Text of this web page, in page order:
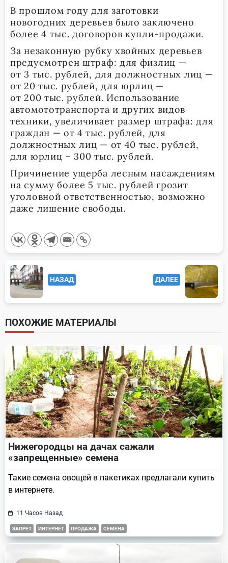
В прошлом году для заготовки
новогодних деревьев было заключено
более 4 тыс. договоров купли-продажи.
За незаконную рубку хвойных деревьев
предусмотрен штраф: для физлиц —
от 3 тыс. рублей, для должностных лиц —
от 20 тыс. рублей, для юрлиц —
от 200 тыс. рублей. Использование
автомототранспорта и других видов
техники, увеличивает размер штрафа: для
граждан — от 4 тыс. рублей, для
должностных лиц — от 40 тыс. рублей,
для юрлиц – 300 тыс. рублей.
Причинение ущерба лесным насаждениям
на сумму более 5 тыс. рублей грозит
уголовной ответственностью, возможно
даже лишение свободы.
<span
class="nav-
subtitle
screen-
reader-
text">Page</span>
НАЗАД ДАЛЕЕ
ПОХОЖИЕ МАТЕРИАЛЫ
Нижегородцы на дачах сажали
«запрещенные» семена
Такие семена овощей в пакетиках предлагали купить
в интернете.
11 Часов Назад
ЗАПРЕТ ИНТЕРНЕТ ПРОДАЖА СЕМЕНА